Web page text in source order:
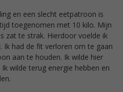
en een slecht eetpatroon is
toegenomen met 10 kilo. Mijn
zat te strak. Hierdoor voelde ik
Ik had de fit verloren om te gaan
aan te houden. Ik wilde hier
wilde terug energie hebben en